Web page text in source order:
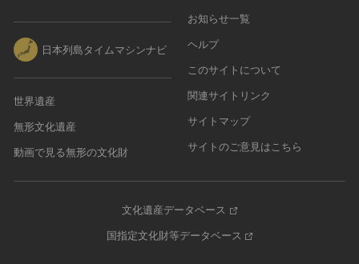
日本列島タイムマシンナビ
世界遺産
無形文化遺産
動画で見る無形の文化財
お知らせ一覧
ヘルプ
このサイトについて
関連サイトリンク
サイトマップ
サイトのご意見はこちら
文化遺産データベース
国指定文化財等データベース